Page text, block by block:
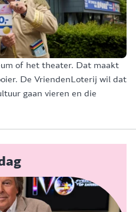
of het theater. Dat maakt
De VriendenLoterij wil dat
gaan vieren en die